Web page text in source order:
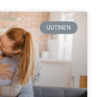
UUTINEN